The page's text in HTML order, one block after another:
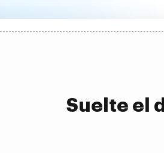
Suelte el